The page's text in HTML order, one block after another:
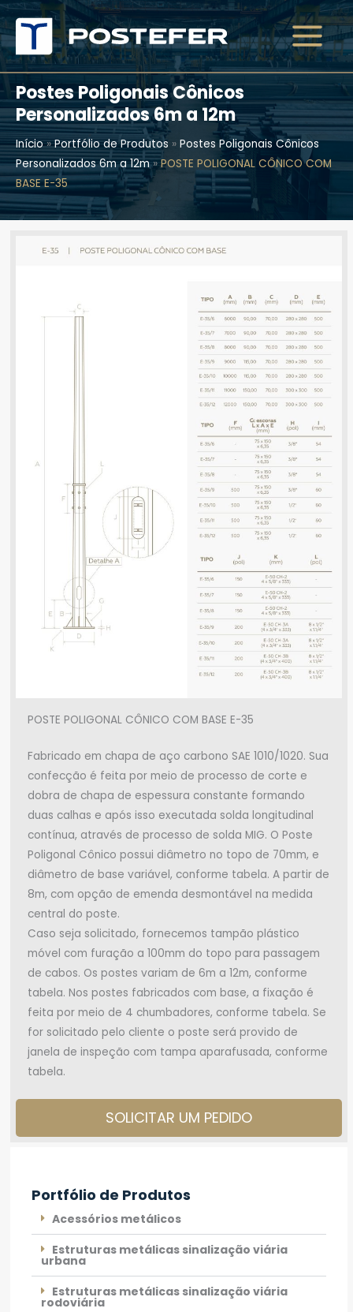
Ir
para
o
conteúdo
Postes Poligonais Cônicos
Personalizados 6m a 12m
Início»Portfólio de Produtos » Postes Poligonais Cônicos
Personalizados 6m a 12m»POSTE POLIGONAL CÔNICO COM
BASE E-35
Portfólio de Produtos
Acessórios metálicos
Estruturas metálicas sinalização viária
urbana
Estruturas metálicas sinalização viária
rodoviária
POSTE POLIGONAL CÔNICO COM BASE E-35
Fabricado em chapa de aço carbono SAE 1010/1020. Sua
confecção é feita por meio de processo de corte e
dobra de chapa de espessura constante formando
duas calhas e após isso executada solda longitudinal
contínua, através de processo de solda MIG. O Poste
Poligonal Cônico possui diâmetro no topo de 70mm, e
diâmetro de base variável, conforme tabela. A partir de
8m, com opção de emenda desmontável na medida
central do poste.
Caso seja solicitado, fornecemos tampão plástico
móvel com furação a 100mm do topo para passagem
de cabos. Os postes variam de 6m a 12m, conforme
tabela. Nos postes fabricados com base, a fixação é
feita por meio de 4 chumbadores, conforme tabela. Se
for solicitado pelo cliente o poste será provido de
janela de inspeção com tampa aparafusada, conforme
tabela.
SOLICITAR UM PEDIDO